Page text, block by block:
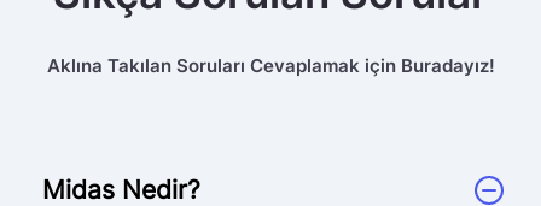
Aklına Takılan Soruları Cevaplamak için Buradayız!
Midas Nedir?